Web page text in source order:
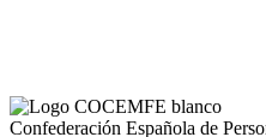
Confederación Española de